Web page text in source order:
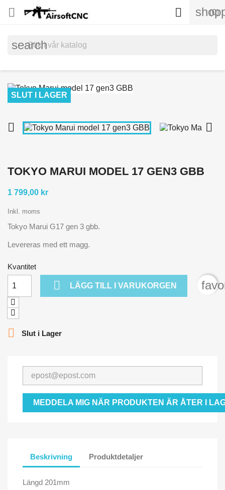
 (0)

search
SLUT I LAGER
 
TOKYO MARUI MODEL 17 GEN3 GBB
1 799,00 kr
Inkl. moms
Tokyo Marui G17 gen 3 gbb.
Levereras med ett magg.
Kvantitet
 LÄGG TILL I VARUKORGEN
 Slut i Lager
MEDDELA MIG NÄR PRODUKTEN ÄR ÅTER I
Beskrivning Produktdetaljer
Längd 201mm